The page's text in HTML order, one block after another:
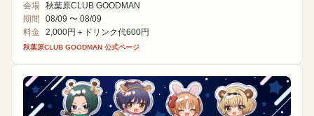
会場 秋葉原CLUB GOODMAN
期間
08/09 〜 08/09
料金
2,000円＋ドリンク代600円
秋葉原CLUB GOODMAN 公式ページ